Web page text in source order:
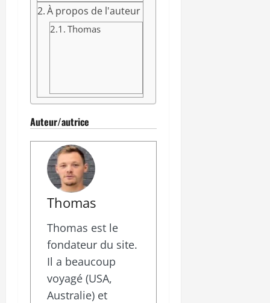
À propos de l'auteur
Thomas
Auteur/autrice
Thomas
Thomas est le
fondateur du site.
Il a beaucoup
voyagé (USA,
Australie) et